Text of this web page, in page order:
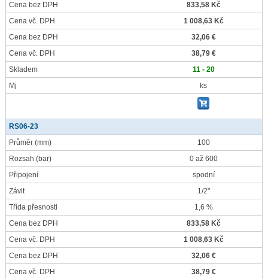
Cena bez DPH
833,58 Kč
Cena vč. DPH
1 008,63 Kč
Cena bez DPH
32,06 €
Cena vč. DPH
38,79 €
Skladem
11 - 20
Mj
ks
RS06-23
Průměr (mm)
100
Rozsah (bar)
0 až 600
Připojení
spodní
Závit
1/2"
Třída přesnosti
1,6 %
Cena bez DPH
833,58 Kč
Cena vč. DPH
1 008,63 Kč
Cena bez DPH
32,06 €
Cena vč. DPH
38,79 €